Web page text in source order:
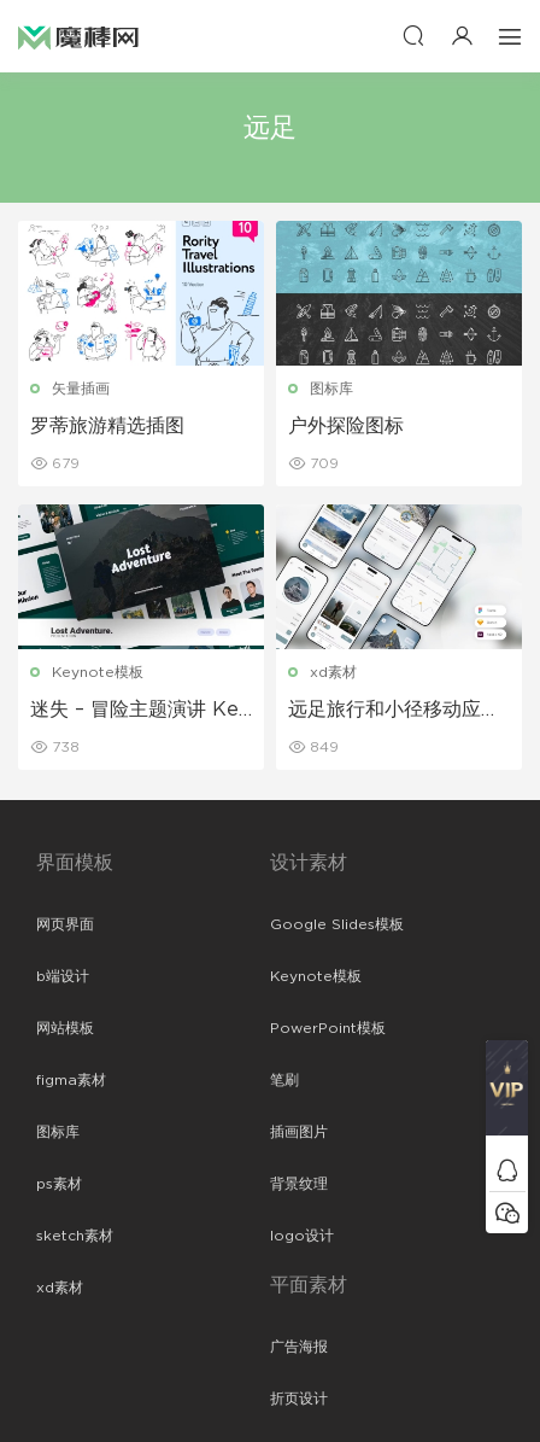
远足
矢量插画
罗蒂旅游精选插图
679
图标库
户外探险图标
709
Keynote模板
迷失 – 冒险主题演讲 Key
738
xd素材
远足旅行和小径移动应用
849
界面模板
网页界面
b端设计
网站模板
figma素材
图标库
ps素材
sketch素材
xd素材
设计素材
Google Slides模板
Keynote模板
PowerPoint模板
笔刷
插画图片
背景纹理
logo设计
平面素材
广告海报
折页设计